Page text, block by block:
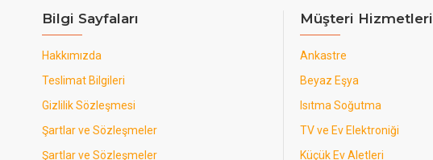
Bilgi Sayfaları
Hakkımızda
Teslimat Bilgileri
Gizlilik Sözleşmesi
Şartlar ve Sözleşmeler
Şartlar ve Sözleşmeler
Müşteri Hizmetleri
Ankastre
Beyaz Eşya
Isıtma Soğutma
TV ve Ev Elektroniği
Küçük Ev Aletleri